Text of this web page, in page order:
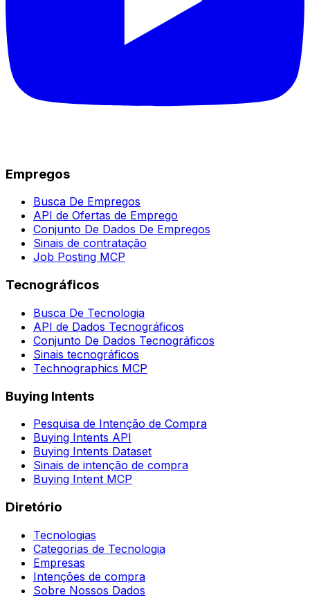
Empregos
Busca De Empregos
API de Ofertas de Emprego
Conjunto De Dados De Empregos
Sinais de contratação
Job Posting MCP
Tecnográficos
Busca De Tecnologia
API de Dados Tecnográficos
Conjunto De Dados Tecnográficos
Sinais tecnográficos
Technographics MCP
Buying Intents
Pesquisa de Intenção de Compra
Buying Intents API
Buying Intents Dataset
Sinais de intenção de compra
Buying Intent MCP
Diretório
Tecnologias
Categorias de Tecnologia
Empresas
Intenções de compra
Sobre Nossos Dados